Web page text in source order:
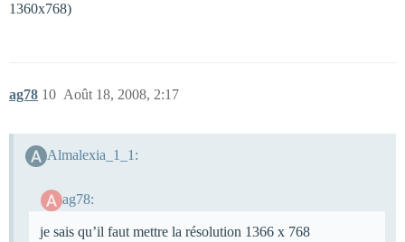
1360x768)
ag78 Août 18, 2008, 2:17
10
Almalexia_1_1:
ag78:
je sais qu’il faut mettre la résolution 1366 x 768